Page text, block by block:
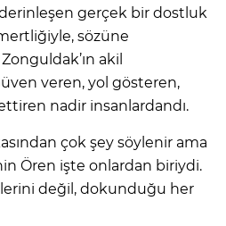
gerçek bir dostluk
sözüne
akil
veren, yol gösteren,
nadir insanlardandı.
çok şey söylenir ama
Ören işte onlardan biriydi.
değil, dokunduğu her